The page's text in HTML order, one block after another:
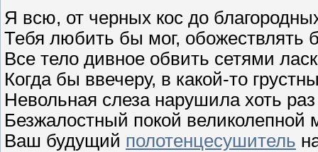
Я всю, от черных кос до
Тебя любить бы мог, обожествлять
Все тело дивное обвить сетями
Когда бы ввечеру, в какой-то
Невольная слеза нарушила хоть раз
Безжалостный покой великолепной
Ваш будущий полотенцесушитель